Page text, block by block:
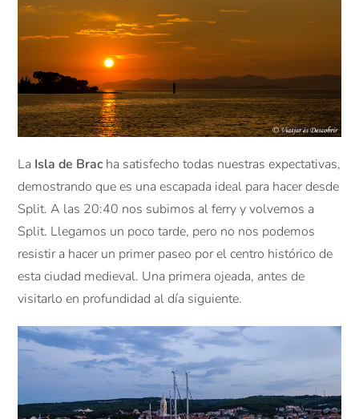
La Isla de Brac ha satisfecho todas nuestras expectativas,
demostrando que es una escapada ideal para hacer desde
Split. A las 20:40 nos subimos al ferry y volvemos a
Split. Llegamos un poco tarde, pero no nos podemos
resistir a hacer un primer paseo por el centro histórico de
esta ciudad medieval. Una primera ojeada, antes de
visitarlo en profundidad al día siguiente.